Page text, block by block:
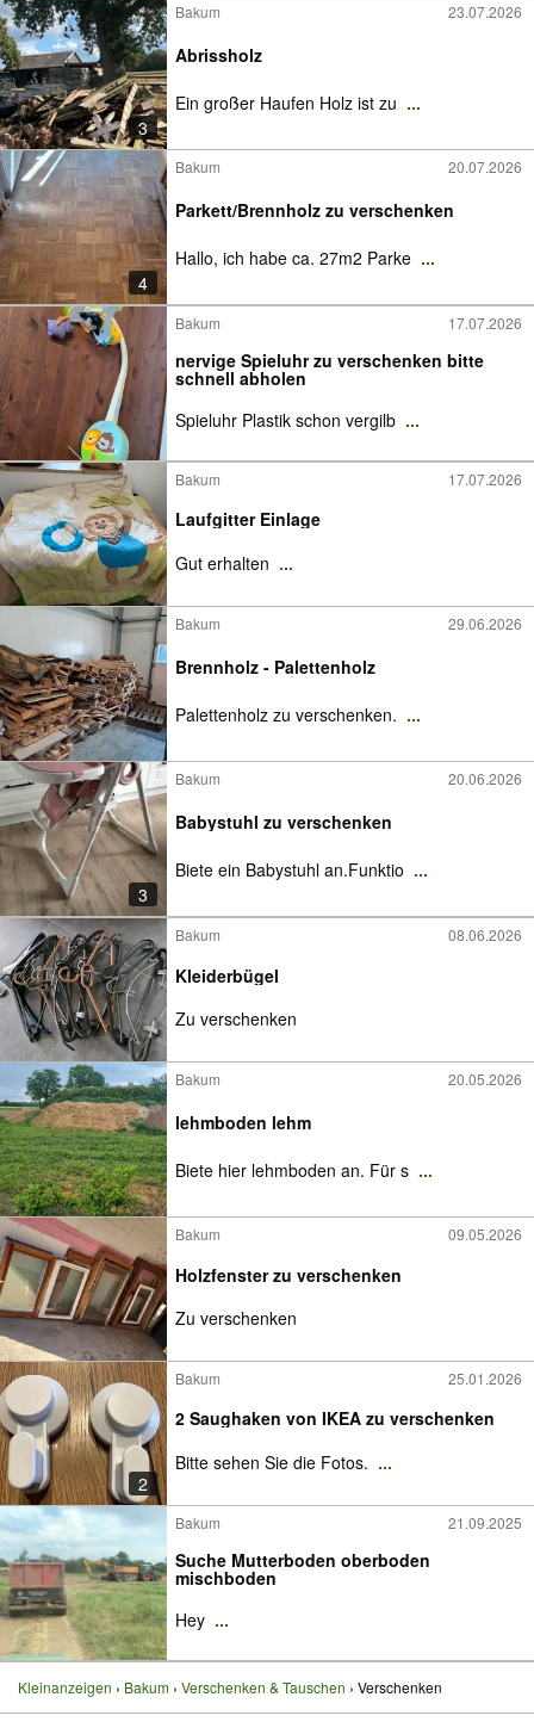
3
Bakum 23.07.2026
Abrissholz
Ein großer Haufen Holz ist zu ...
4
Bakum 20.07.2026
Parkett/Brennholz zu verschenken
Hallo, ich habe ca. 27m2 Parke ...
Bakum 17.07.2026
nervige Spieluhr zu verschenken bitte
schnell abholen
Spieluhr Plastik schon vergilb ...
Bakum 17.07.2026
Laufgitter Einlage
Gut erhalten ...
Bakum 29.06.2026
Brennholz - Palettenholz
Palettenholz zu verschenken. ...
3
Bakum 20.06.2026
Babystuhl zu verschenken
Biete ein Babystuhl an.Funktio ...
Bakum 08.06.2026
Kleiderbügel
Zu verschenken
Bakum 20.05.2026
lehmboden lehm
Biete hier lehmboden an. Für s ...
Bakum 09.05.2026
Holzfenster zu verschenken
Zu verschenken
2
Bakum 25.01.2026
2 Saughaken von IKEA zu verschenken
Bitte sehen Sie die Fotos. ...
Bakum 21.09.2025
Suche Mutterboden oberboden
mischboden
Hey ...
Kleinanzeigen Bakum Verschenken & Tauschen Verschenken